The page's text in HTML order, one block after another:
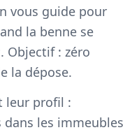
vous guide pour
la benne se
Objectif : zéro
la dépose.
leur profil :
les immeubles